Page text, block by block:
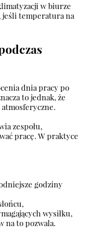
w biurze
jeśli temperatura na
dnia pracy po
to jednak, że
zespołu,
pracę. W praktyce
godziny
wysiłku,
na to pozwala.